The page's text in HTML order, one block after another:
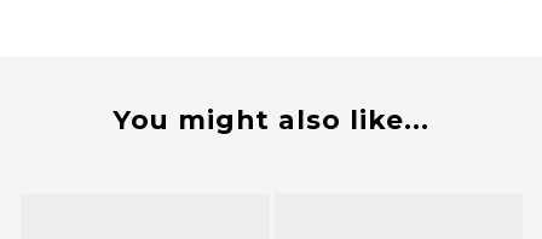
You might also like...